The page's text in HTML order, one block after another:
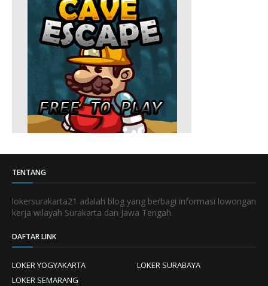
TENTANG
lokersurakarta21 adalah blog yang berbagi informasi lowongan
kerja wilayah Surakarta dan Jawa Tengah.
DAFTAR LINK
LOKER YOGYAKARTA
LOKER SURABAYA
LOKER SEMARANG